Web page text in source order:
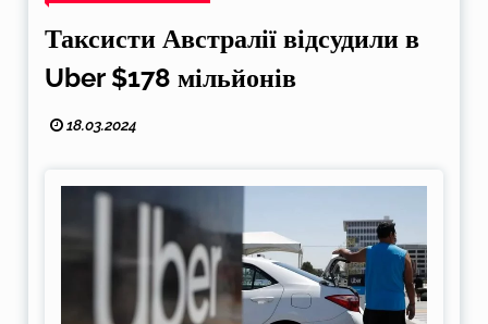
Таксисти Австралії відсудили в
Uber $178 мільйонів
18.03.2024